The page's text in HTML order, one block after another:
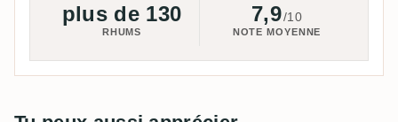
plus de 130
RHUMS
7,9/10
NOTE MOYENNE